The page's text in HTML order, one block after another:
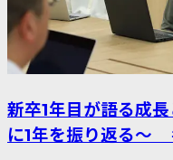
新卒1年目が語る成
に1年を振り返る〜